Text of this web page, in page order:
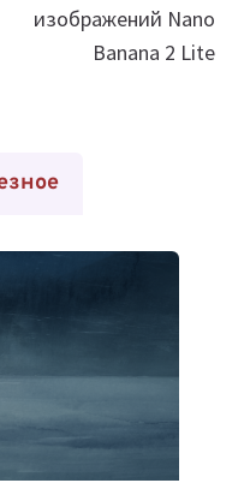
изображений Nano
Banana 2 Lite